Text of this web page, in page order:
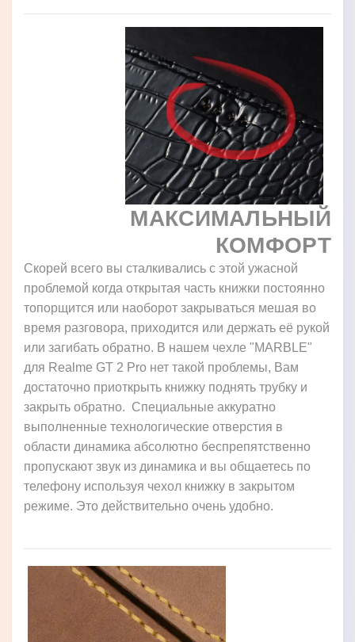
МАКСИМАЛЬНЫЙ
КОМФОРТ
Скорей всего вы сталкивались с этой ужасной
проблемой когда открытая часть книжки постоянно
топорщится или наоборот закрываться мешая во
время разговора, приходится или держать её рукой
или загибать обратно. В нашем чехле "MARBLE"
для Realme GT 2 Pro нет такой проблемы, Вам
достаточно приоткрыть книжку поднять трубку и
закрыть обратно. Специальные аккуратно
выполненные технологические отверстия в
области динамика абсолютно беспрепятственно
пропускают звук из динамика и вы общаетесь по
телефону используя чехол книжку в закрытом
режиме. Это действительно очень удобно.